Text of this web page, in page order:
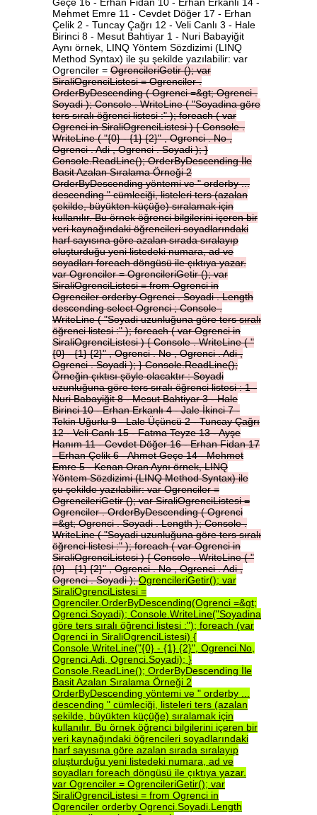
Geçe 16 - Erhan Fidan 10 - Erhan Erkanlı 14 -
Mehmet Emre 11 - Cevdet Döğer 17 - Erhan
Çelik 2 - Tuncay Çağrı 12 - Veli Canlı 3 - Hale
Birinci 8 - Mesut Bahtiyar 1 - Nuri Babayiğit
Aynı örnek, LINQ Yöntem Sözdizimi (LINQ
Method Syntax) ile şu şekilde yazılabilir: var
Ogrenciler = OgrencileriGetir();var
SiraliOgrenciListesi=Ogrenciler.
OrderByDescending(Ogrenci=&gt;Ogrenci.
Soyadi);Console.WriteLine("Soyadinagöre
terssıralıöğrencilistesi:");foreach(var
OgrenciinSiraliOgrenciListesi){Console.
WriteLine("{0}-{1}{2}",Ogrenci.No,
Ogrenci.Adi,Ogrenci.Soyadi);}
Console.ReadLine();OrderByDescendingİle
BasitAzalanSıralamaÖrneği2
OrderByDescendingyöntemive"orderby...
descending"cümleciği,listeleriters(azalan
şekilde,büyüktenküçüğe)sıralamakiçin
kullanılır.Buörneköğrencibilgileriniiçerenbir
verikaynağındakiöğrencilerisoyadlarındaki
harfsayısınagöreazalansıradasıralayıp
oluşturduğuyenilistedekinumara,adve
soyadlarıforeachdöngüsüileçıktıyayazar.
varOgrenciler=OgrencileriGetir();var
SiraliOgrenciListesi=fromOgrenciin
OgrencilerorderbyOgrenci.Soyadi.Length
descendingselectOgrenci;Console.
WriteLine("Soyadiuzunluğunagöreterssıralı
öğrencilistesi:");foreach(varOgrenciin
SiraliOgrenciListesi){Console.WriteLine("
{0}-{1}{2}",Ogrenci.No,Ogrenci.Adi,
Ogrenci.Soyadi);}Console.ReadLine();
Örneğinçıktısışöyleolacaktır:Soyadi
uzunluğunagöreterssıralıöğrencilistesi:1-
NuriBabayiğit8-MesutBahtiyar3-Hale
Birinci10-ErhanErkanlı4-Jaleİkinci7-
TekinUğurlu9-LaleÜçüncü2-TuncayÇağrı
12-VeliCanlı15-FatmaTeyze13-Ayşe
Hanım11-CevdetDöğer16-ErhanFidan17
-ErhanÇelik6-AhmetGeçe14-Mehmet
Emre5-KenanOranAynıörnek,LINQ
YöntemSözdizimi(LINQMethodSyntax)ile
şuşekildeyazılabilir:varOgrenciler=
OgrencileriGetir();varSiraliOgrenciListesi=
Ogrenciler.OrderByDescending(Ogrenci
=&gt;Ogrenci.Soyadi.Length);Console.
WriteLine("Soyadiuzunluğunagöreterssıralı
öğrencilistesi:");foreach(varOgrenciin
SiraliOgrenciListesi){Console.WriteLine("
{0}-{1}{2}",Ogrenci.No,Ogrenci.Adi,
Ogrenci.Soyadi);OgrencileriGetir(); var
SiraliOgrenciListesi =
Ogrenciler.OrderByDescending(Ogrenci =&gt;
Ogrenci.Soyadi); Console.WriteLine("Soyadina
göre ters sıralı öğrenci listesi :"); foreach (var
Ogrenci in SiraliOgrenciListesi) {
Console.WriteLine("{0} - {1} {2}", Ogrenci.No,
Ogrenci.Adi, Ogrenci.Soyadi); }
Console.ReadLine(); OrderByDescending İle
BasitAzalan Sıralama Örneği 2
OrderByDescending yöntemi ve " orderby ...
descending " cümleciği, listeleri ters (azalan
şekilde, büyükten küçüğe) sıralamak için
kullanılır. Bu örnek öğrenci bilgilerini içeren bir
veri kaynağındaki öğrencileri soyadlarındaki
harf sayısına göre azalan sırada sıralayıp
oluşturduğu yeni listedeki numara, ad ve
soyadları foreach döngüsü ile çıktıya yazar.
var Ogrenciler = OgrencileriGetir(); var
SiraliOgrenciListesi = from Ogrenci in
Ogrenciler orderby Ogrenci.Soyadi.Length